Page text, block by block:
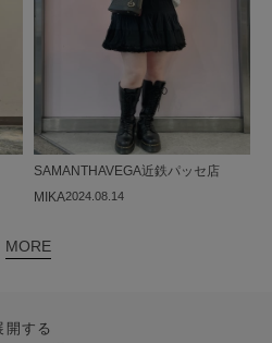
2024.08.14
SAMANTHAVEGA近鉄パッセ店
MIKA
MORE
開する